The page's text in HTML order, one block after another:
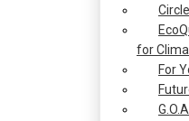
for
For